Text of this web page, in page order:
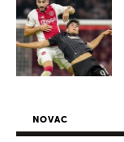
NOVAC